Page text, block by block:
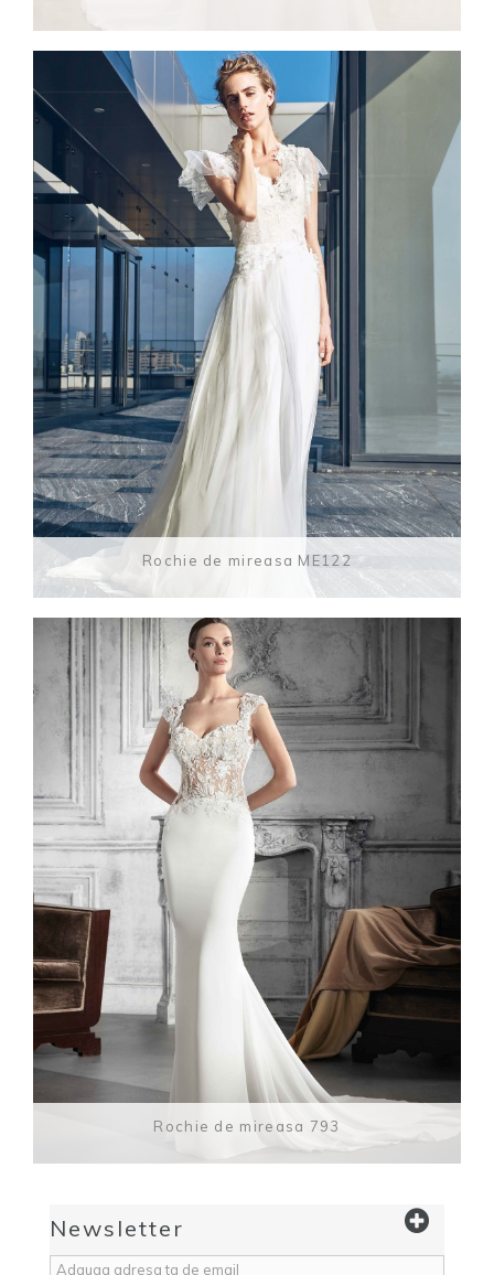
Rochie de mireasa ME122
Rochie de mireasa 793
Newsletter